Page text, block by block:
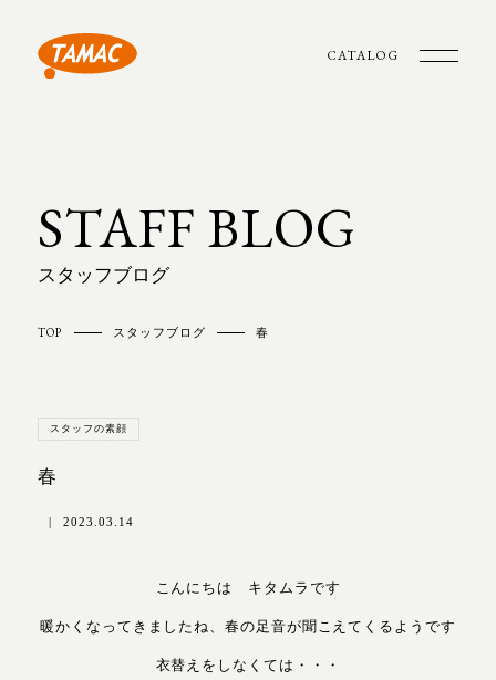
CATALOG
STAFF BLOG
スタッフブログ
TOP スタッフブログ 春
スタッフの素顔
春
| 2023.03.14
こんにちは キタムラです
暖かくなってきましたね、春の足音が聞こえてくるようです
衣替えをしなくては・・・